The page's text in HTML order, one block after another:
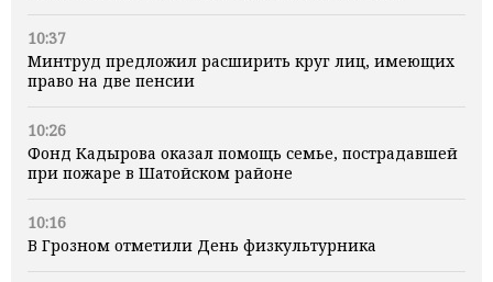
10:37
Минтруд предложил расширить круг лиц, имеющих
право на две пенсии
10:26
Фонд Кадырова оказал помощь семье, пострадавшей
при пожаре в Шатойском районе
10:16
В Грозном отметили День физкультурника